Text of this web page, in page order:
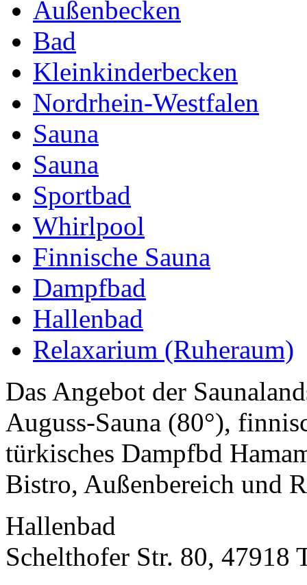
Außenbecken
Bad
Kleinkinderbecken
Nordrhein-Westfalen
Sauna
Sauna
Sportbad
Whirlpool
Finnische Sauna
Dampfbad
Hallenbad
Relaxarium (Ruheraum)
Das Angebot der
Auguss-Sauna (80°),
türkisches Dampfbd
Bistro, Außenbereich und
Hallenbad
Schelthofer Str. 80, 47918